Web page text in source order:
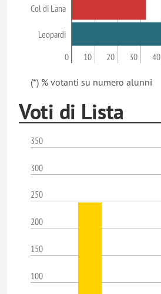
Col di Lana
Leopardi
0 10 20 30 40
(*) % votanti su numero alunni
Voti di Lista
350
300
250
200
150
100